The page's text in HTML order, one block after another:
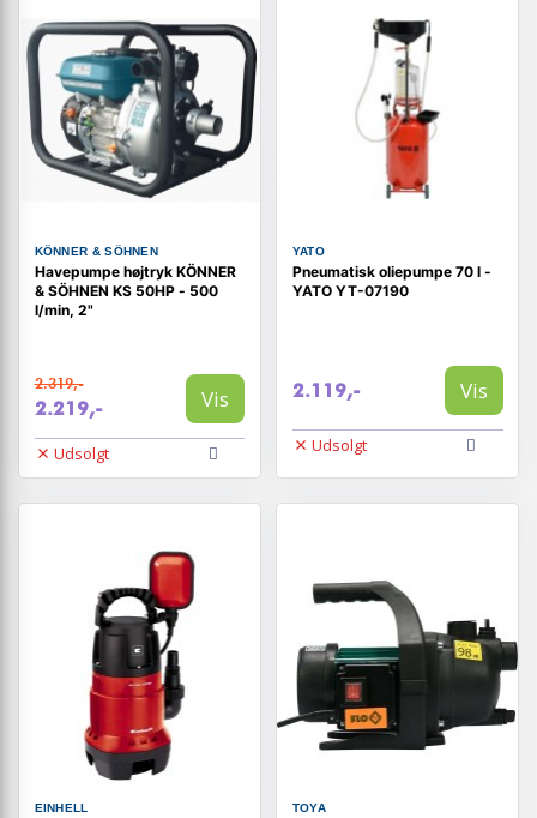
KÖNNER & SÖHNEN
Havepumpe højtryk KÖNNER
& SÖHNEN KS 50HP - 500
l/min, 2"
2.319,-
2.219,- Vis
Udsolgt
YATO
Pneumatisk oliepumpe 70 l -
YATO YT-07190
2.119,- Vis
Udsolgt
EINHELL TOYA